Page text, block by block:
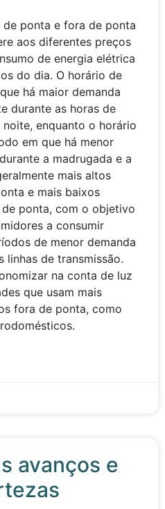
ponta e fora de ponta
aos diferentes preços
de energia elétrica
do dia. O horário de
há maior demanda
durante as horas de
enquanto o horário
em que há menor
a madrugada e a
mais altos
e mais baixos
ponta, com o objetivo
a consumir
de menor demanda
linhas de transmissão.
na conta de luz
que usam mais
fora de ponta, como
avanços e